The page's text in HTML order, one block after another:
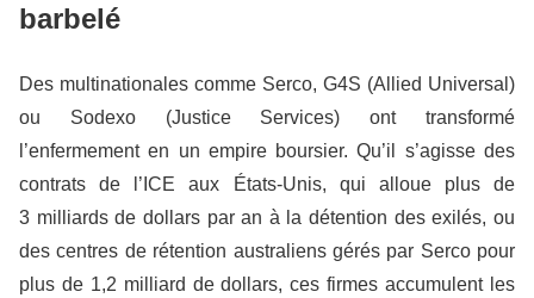
barbelé
Des multinationales comme Serco, G4S (Allied Universal)
ou Sodexo (Justice Services) ont transformé
l’enfermement en un empire boursier. Qu’il s’agisse des
contrats de l’ICE aux États-Unis, qui alloue plus de
3 milliards de dollars par an à la détention des exilés, ou
des centres de rétention australiens gérés par Serco pour
plus de 1,2 milliard de dollars, ces firmes accumulent les